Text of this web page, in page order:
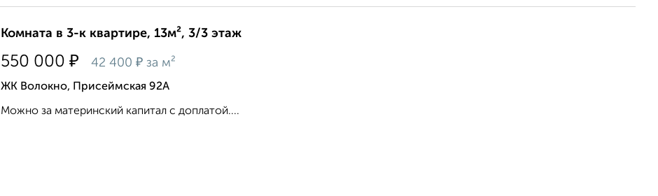
Комната в 3-к квартире, 13м², 3/3 этаж
550 000 ₽ 42 400 ₽ за м²
ЖК Волокно, Присеймская 92А
Можно за материнский капитал с доплатой....